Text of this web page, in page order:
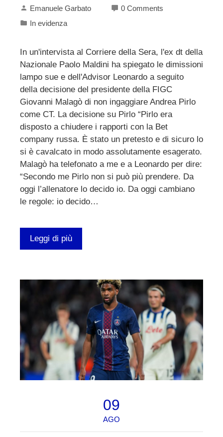
Emanuele Garbato
0 Comments
In evidenza
In un'intervista al Corriere della Sera, l'ex dt della
Nazionale Paolo Maldini ha spiegato le dimissioni
lampo sue e dell'Advisor Leonardo a seguito
della decisione del presidente della FIGC
Giovanni Malagò di non ingaggiare Andrea Pirlo
come CT. La decisione su Pirlo “Pirlo era
disposto a chiudere i rapporti con la Bet
company russa. È stato un pretesto e di sicuro lo
si è cavalcato in modo assolutamente esagerato.
Malagò ha telefonato a me e a Leonardo per dire:
“Secondo me Pirlo non si può più prendere. Da
oggi l’allenatore lo decido io. Da oggi cambiano
le regole: io decido…
Leggi di più
09
AGO